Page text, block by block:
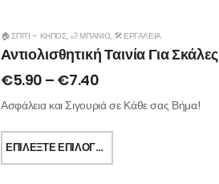
🏠 ΣΠΊΤΙ – ΚΉΠΟΣ,🛁 ΜΠΆΝΙΟ, 🛠️ ΕΡΓΑΛΕΊΑ
Αντιολισθητική Ταινία Για Σκάλες
€5.90 – €7.40
Ασφάλεια και Σιγουριά σε Κάθε σας Βήμα!
ΕΠΙΛΈΞΤΕ ΕΠΙΛΟΓΈΣ